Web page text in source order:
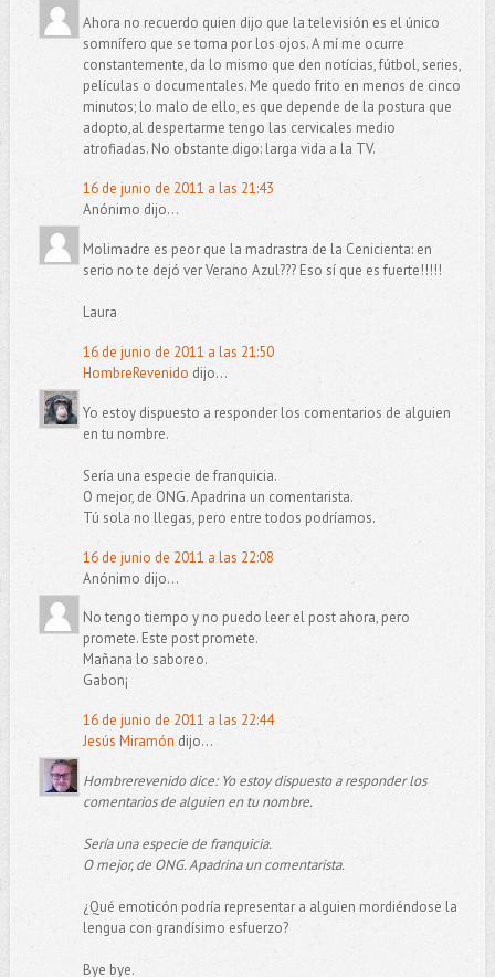
Ahora no recuerdo quien dijo que la televisión es el único
somnífero que se toma por los ojos. A mí me ocurre
constantemente, da lo mismo que den notícias, fútbol, series,
películas o documentales. Me quedo frito en menos de cinco
minutos; lo malo de ello, es que depende de la postura que
adopto,al despertarme tengo las cervicales medio
atrofiadas. No obstante digo: larga vida a la TV.
16 de junio de 2011 a las 21:43
Anónimo dijo...
Molimadre es peor que la madrastra de la Cenicienta: en
serio no te dejó ver Verano Azul??? Eso sí que es fuerte!!!!!
Laura
16 de junio de 2011 a las 21:50
HombreRevenido dijo...
Yo estoy dispuesto a responder los comentarios de alguien
en tu nombre.
Sería una especie de franquicia.
O mejor, de ONG. Apadrina un comentarista.
Tú sola no llegas, pero entre todos podríamos.
16 de junio de 2011 a las 22:08
Anónimo dijo...
No tengo tiempo y no puedo leer el post ahora, pero
promete. Este post promete.
Mañana lo saboreo.
Gabon¡
16 de junio de 2011 a las 22:44
Jesús Miramón dijo...
Hombrerevenido dice: Yo estoy dispuesto a responder los
comentarios de alguien en tu nombre.
Sería una especie de franquicia.
O mejor, de ONG. Apadrina un comentarista.
¿Qué emoticón podría representar a alguien mordiéndose la
lengua con grandísimo esfuerzo?
Bye bye.